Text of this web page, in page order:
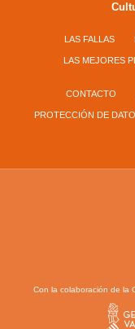
LAS FALLAS
LAS MEJORES
CONTACTO
PROTECCIÓN DE
Con la colaboración de la